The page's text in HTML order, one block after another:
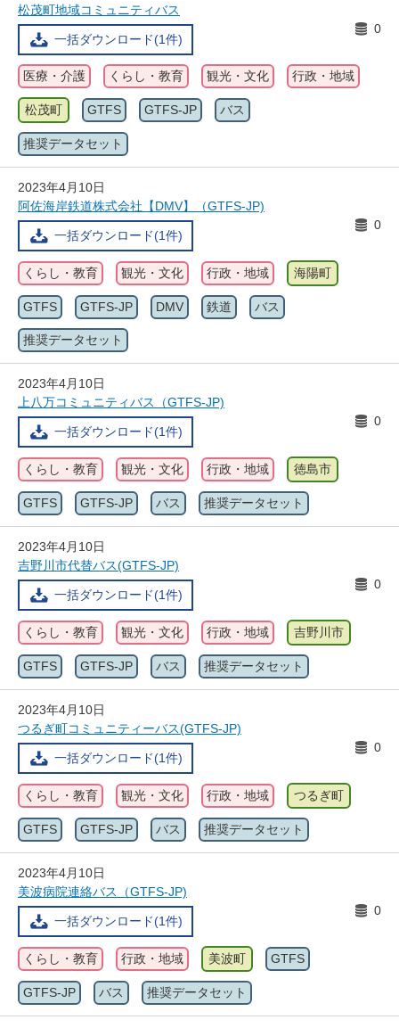
松茂町地域コミュニティバス
一括ダウンロード(1件)
0
医療・介護 くらし・教育 観光・文化 行政・地域
松茂町 GTFS GTFS-JP バス
推奨データセット
2023年4月10日
阿佐海岸鉄道株式会社【DMV】（GTFS-JP)
一括ダウンロード(1件)
0
くらし・教育 観光・文化 行政・地域 海陽町
GTFS GTFS-JP DMV 鉄道 バス
推奨データセット
2023年4月10日
上八万コミュニティバス（GTFS-JP)
一括ダウンロード(1件)
0
くらし・教育 観光・文化 行政・地域 徳島市
GTFS GTFS-JP バス 推奨データセット
2023年4月10日
吉野川市代替バス(GTFS-JP)
一括ダウンロード(1件)
0
くらし・教育 観光・文化 行政・地域 吉野川市
GTFS GTFS-JP バス 推奨データセット
2023年4月10日
つるぎ町コミュニティーバス(GTFS-JP)
一括ダウンロード(1件)
0
くらし・教育 観光・文化 行政・地域 つるぎ町
GTFS GTFS-JP バス 推奨データセット
2023年4月10日
美波病院連絡バス（GTFS-JP)
一括ダウンロード(1件)
0
くらし・教育 行政・地域 美波町 GTFS
GTFS-JP バス 推奨データセット